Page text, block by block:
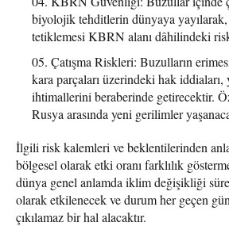
biyolojik tehditlerin dünyaya yayılarak,
tetiklemesi KBRN alanı dâhilindeki
Çatışma Riskleri: Buzulların
kara parçaları üzerindeki hak iddiaları,
ihtimallerini beraberinde getirecektir.
Rusya arasında yeni gerilimler
İlgili risk kalemleri ve beklentilerinden
bölgesel olarak etki oranı farklılık
dünya genel anlamda iklim değişikliği
olarak etkilenecek ve durum her geçen
çıkılamaz bir hal alacaktır.